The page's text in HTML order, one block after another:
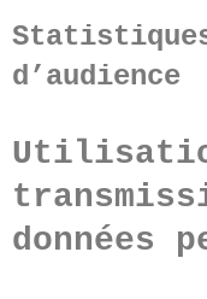
d’audience
données